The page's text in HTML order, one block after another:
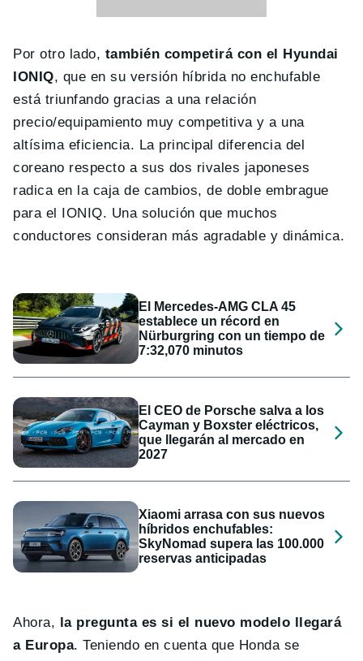
Por otro lado, también competirá con el Hyundai
IONIQ, que en su versión híbrida no enchufable
está triunfando gracias a una relación
precio/equipamiento muy competitiva y a una
altísima eficiencia. La principal diferencia del
coreano respecto a sus dos rivales japoneses
radica en la caja de cambios, de doble embrague
para el IONIQ. Una solución que muchos
conductores consideran más agradable y dinámica.
El Mercedes-AMG CLA 45
establece un récord en
Nürburgring con un tiempo de
7:32,070 minutos
El CEO de Porsche salva a los
Cayman y Boxster eléctricos,
que llegarán al mercado en
2027
Xiaomi arrasa con sus nuevos
híbridos enchufables:
SkyNomad supera las 100.000
reservas anticipadas
Ahora, la pregunta es si el nuevo modelo llegará
a Europa. Teniendo en cuenta que Honda se